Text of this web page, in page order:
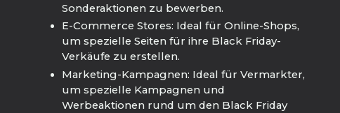
Sonderaktionen zu bewerben.
E-Commerce Stores: Ideal für Online-Shops,
um spezielle Seiten für ihre Black Friday-
Verkäufe zu erstellen.
Marketing-Kampagnen: Ideal für Vermarkter,
um spezielle Kampagnen und
Werbeaktionen rund um den Black Friday